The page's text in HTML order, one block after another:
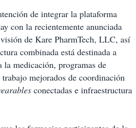
de integrar la plataforma
con la recientemente anunciada
de Kare PharmTech, LLC, así
combinada está destinada a
la medicación, programas de
mejorados de coordinación
conectadas e infraestructura